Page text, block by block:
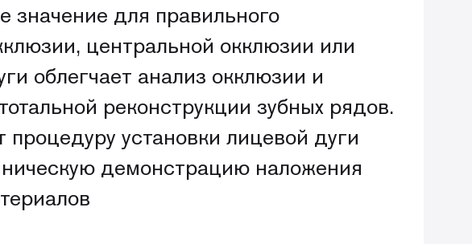
значение для правильного
центральной окклюзии или
облегчает анализ окклюзии и
реконструкции зубных рядов.
установки лицевой дуги
демонстрацию наложения